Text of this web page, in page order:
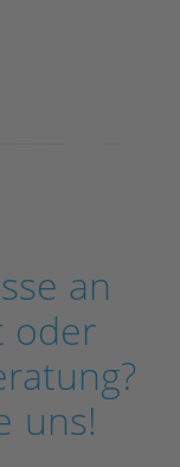
an
oder
uns!